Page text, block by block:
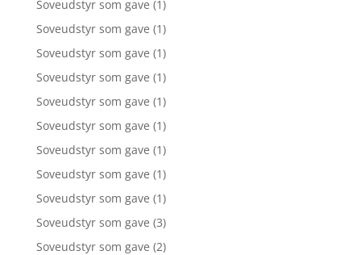
Soveudstyr som gave (1)
Soveudstyr som gave (1)
Soveudstyr som gave (1)
Soveudstyr som gave (1)
Soveudstyr som gave (1)
Soveudstyr som gave (1)
Soveudstyr som gave (1)
Soveudstyr som gave (1)
Soveudstyr som gave (1)
Soveudstyr som gave (3)
Soveudstyr som gave (2)